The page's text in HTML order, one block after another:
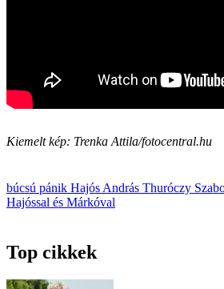
Kiemelt kép: Trenka Attila/fotocentral.hu
búcsú pánik Hajós András Thuróczy
Hajóssal és Márkóval
Top cikkek